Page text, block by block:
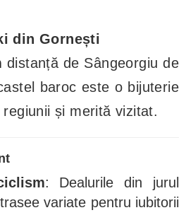
din Gornești
distanță de Sângeorgiu de
baroc este o bijuterie
și merită vizitat.
: Dealurile din jurul
variate pentru iubitorii